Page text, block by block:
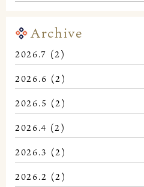
Archive
2026.7 (2)
2026.6 (2)
2026.5 (2)
2026.4 (2)
2026.3 (2)
2026.2 (2)